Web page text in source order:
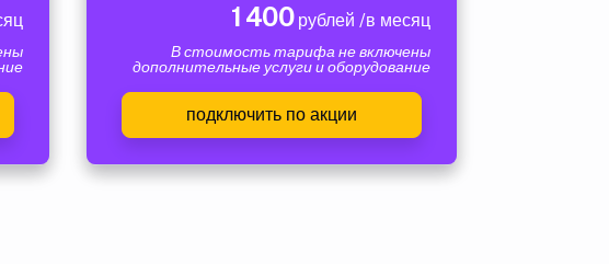
1 400рублей /в месяц
В стоимость тарифа не включены
дополнительные услуги и оборудование
подключить по акции